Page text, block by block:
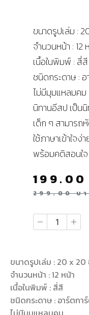
ขนาดรูปเล่ม :
จำนวนหน้า : 12
เนื้อในพิมพ์ : สี่สี
ชนิดกระดาษ :
ไม่มีมุมแหลมคม
นิทานอีสป เป็น
เด็ก ๆ สามารถ
ใช้ภาษาเข้าใจ
พร้อมคติสอนใ
299.00บ
199.00
ขนาดรูปเล่ม : 20 x 20
จำนวนหน้า : 12 หน้า
เนื้อในพิมพ์ : สี่สี
ชนิดกระดาษ : อาร์ตก